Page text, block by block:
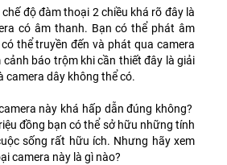
độ đàm thoại 2 chiều khá rõ đây là
có âm thanh. Bạn có thể phát âm
thể truyền đến và phát qua camera
báo trộm khi cần thiết đây là giải
camera dây không thể có.
này khá hấp dẫn đúng không?
đồng bạn có thể sở hữu những tính
sống rất hữu ích. Nhưng hãy xem
camera này là gì nào?